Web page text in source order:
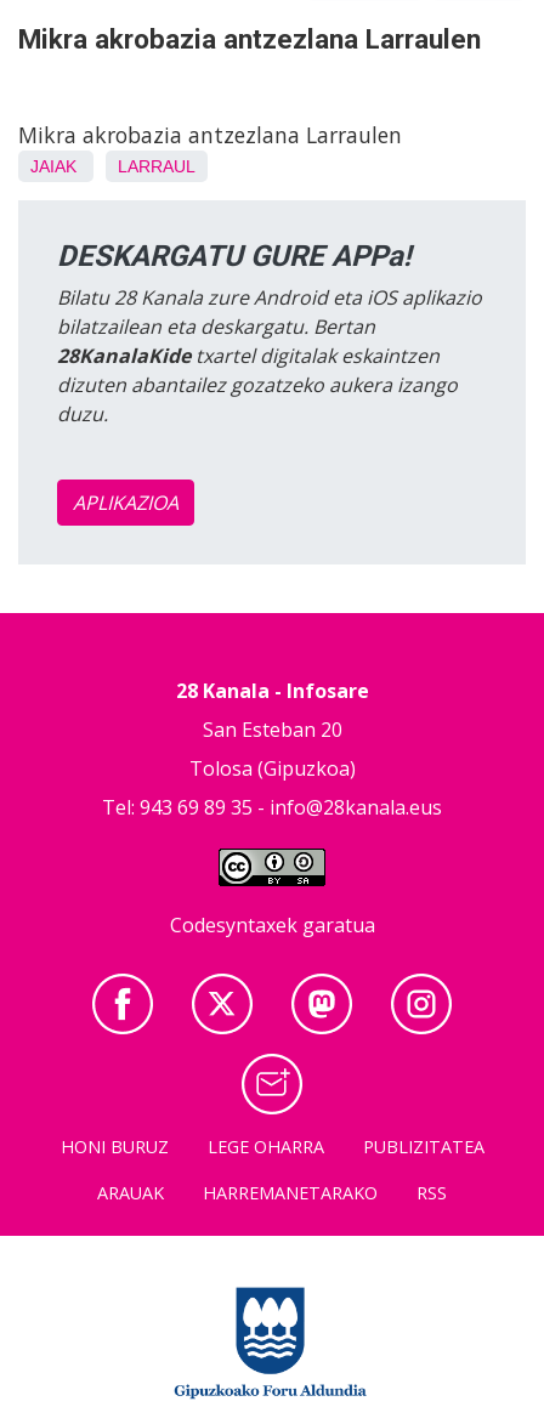
Mikra akrobazia antzezlana Larraulen
Mikra akrobazia antzezlana Larraulen
JAIAK LARRAUL
DESKARGATU GURE APPa!
Bilatu 28 Kanala zure Android eta iOS aplikazio
bilatzailean eta deskargatu. Bertan
28KanalaKidetxartel digitalak eskaintzen
dizuten abantailez gozatzeko aukera izango
duzu.
APLIKAZIOA
28 Kanala - Infosare
San Esteban 20
Tolosa (Gipuzkoa)
Tel: 943 69 89 35 - info@28kanala.eus
Codesyntaxek garatua
HONI BURUZ LEGE OHARRA
PUBLIZITATEA
ARAUAK
HARREMANETARAKO RSS